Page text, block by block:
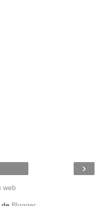
›
web